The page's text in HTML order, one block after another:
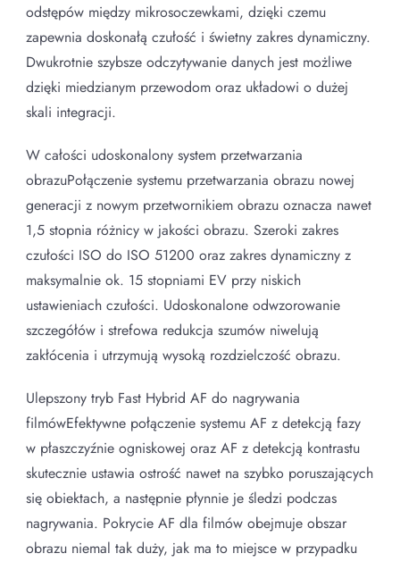
odstępów między mikrosoczewkami, dzięki czemu
zapewnia doskonałą czułość i świetny zakres dynamiczny.
Dwukrotnie szybsze odczytywanie danych jest możliwe
dzięki miedzianym przewodom oraz układowi o dużej
skali integracji.
W całości udoskonalony system przetwarzania
obrazuPołączenie systemu przetwarzania obrazu nowej
generacji z nowym przetwornikiem obrazu oznacza nawet
1,5 stopnia różnicy w jakości obrazu. Szeroki zakres
czułości ISO do ISO 51200 oraz zakres dynamiczny z
maksymalnie ok. 15 stopniami EV przy niskich
ustawieniach czułości. Udoskonalone odwzorowanie
szczegółów i strefowa redukcja szumów niwelują
zakłócenia i utrzymują wysoką rozdzielczość obrazu.
Ulepszony tryb Fast Hybrid AF do nagrywania
filmówEfektywne połączenie systemu AF z detekcją fazy
w płaszczyźnie ogniskowej oraz AF z detekcją kontrastu
skutecznie ustawia ostrość nawet na szybko poruszających
się obiektach, a następnie płynnie je śledzi podczas
nagrywania. Pokrycie AF dla filmów obejmuje obszar
obrazu niemal tak duży, jak ma to miejsce w przypadku